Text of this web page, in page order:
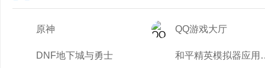
原神 QQ游戏大厅
DNF地下城与勇士 和平